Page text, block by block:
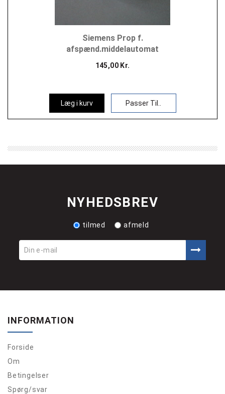
Siemens Prop f.
afspænd.middelautomat
145,00 Kr.
Læg i kurv Passer Til..
NYHEDSBREV
tilmed afmeld
INFORMATION
Forside
Om
Betingelser
Spørg/svar